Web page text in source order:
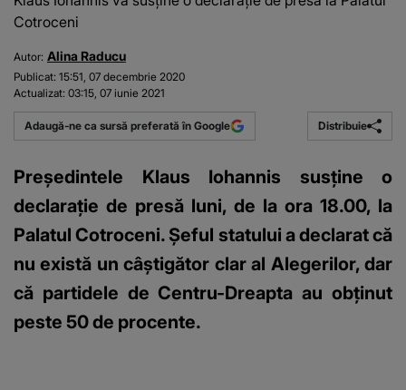
Cotroceni
Autor: Alina Raducu
Publicat: 15:51, 07 decembrie 2020
Actualizat: 03:15, 07 iunie 2021
Adaugă-ne ca sursă preferată în Google Distribuie
Preşedintele Klaus Iohannis susţine o
declaraţie de presă luni, de la ora 18.00, la
Palatul Cotroceni. Șeful statului a declarat că
nu există un câștigător clar al Alegerilor, dar
că partidele de Centru-Dreapta au obținut
peste 50 de procente.